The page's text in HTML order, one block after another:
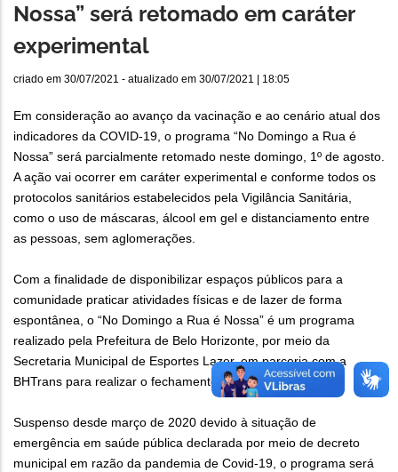
Nossa” será retomado em caráter
experimental
criado em 30/07/2021 - atualizado em 30/07/2021 | 18:05
Em consideração ao avanço da vacinação e ao cenário atual dos
indicadores da COVID-19, o programa “No Domingo a Rua é
Nossa” será parcialmente retomado neste domingo, 1º de agosto.
A ação vai ocorrer em caráter experimental e conforme todos os
protocolos sanitários estabelecidos pela Vigilância Sanitária,
como o uso de máscaras, álcool em gel e distanciamento entre
as pessoas, sem aglomerações.
Com a finalidade de disponibilizar espaços públicos para a
comunidade praticar atividades físicas e de lazer de forma
espontânea, o “No Domingo a Rua é Nossa” é um programa
realizado pela Prefeitura de Belo Horizonte, por meio da
Secretaria Municipal de Esportes Lazer, em parceria com a
BHTrans para realizar o fechamento das vias.
Suspenso desde março de 2020 devido à situação de
emergência em saúde pública declarada por meio de decreto
municipal em razão da pandemia de Covid-19, o programa será